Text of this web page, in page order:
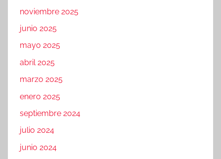
noviembre 2025
junio 2025
mayo 2025
abril 2025
marzo 2025
enero 2025
septiembre 2024
julio 2024
junio 2024